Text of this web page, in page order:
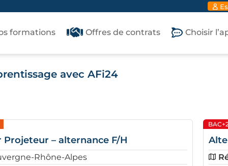
formations Offres de contrats Choisir
avec AFi24
Projeteur – alternance F/H
Rhône-Alpes